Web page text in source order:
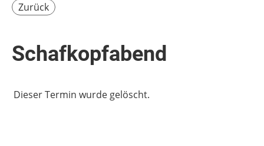
Zurück
Schafkopfabend
Dieser Termin wurde gelöscht.